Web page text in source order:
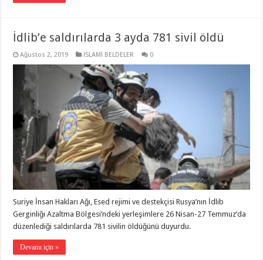
İdlib’e saldırılarda 3 ayda 781 sivil öldü
Ağustos 2, 2019 İSLAMİ BELDELER 0
Suriye İnsan Hakları Ağı, Esed rejimi ve destekçisi Rusya’nın İdlib
Gerginliği Azaltma Bölgesi’ndeki yerleşimlere 26 Nisan-27 Temmuz’da
düzenlediği saldırılarda 781 sivilin öldüğünü duyurdu.
Devamı için »